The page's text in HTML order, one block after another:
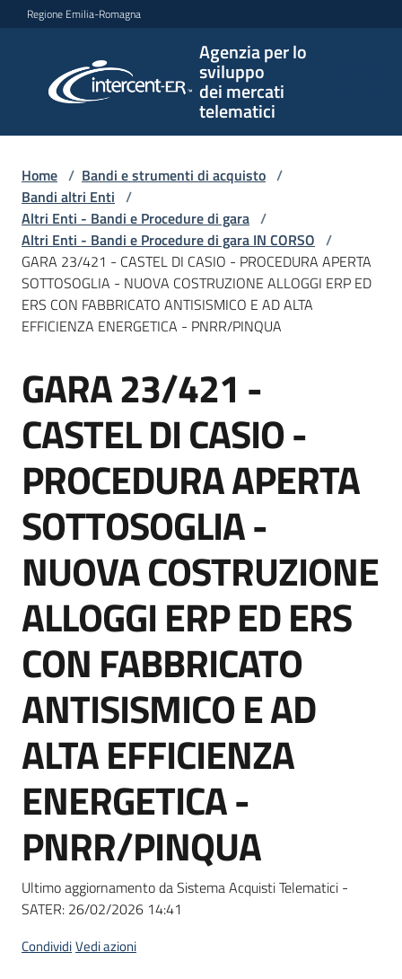
Vai al contenuto
Vai alla navigazione
Vai al footer
Regione Emilia-Romagna
Agenzia per lo
sviluppo
dei mercati
telematici
per lo
sviluppo
telematici
L'Agenzia
Bandi
strumenti
di
Supporto
Piattaforme
telematiche
English
site
Seguici
su
Home / Bandi e strumenti di acquisto /
Bandi altri Enti /
Altri Enti - Bandi e Procedure di gara /
Altri Enti - Bandi e Procedure di gara IN CORSO /
GARA 23/421 - CASTEL DI CASIO - PROCEDURA APERTA
SOTTOSOGLIA - NUOVA COSTRUZIONE ALLOGGI ERP ED
ERS CON FABBRICATO ANTISISMICO E AD ALTA
EFFICIENZA ENERGETICA - PNRR/PINQUA
Salta al contenuto
GARA 23/421 -
CASTEL DI CASIO -
PROCEDURA APERTA
SOTTOSOGLIA -
NUOVA COSTRUZIONE
ALLOGGI ERP ED ERS
CON FABBRICATO
ANTISISMICO E AD
ALTA EFFICIENZA
ENERGETICA -
PNRR/PINQUA
Ultimo aggiornamento da Sistema Acquisti Telematici -
SATER: 26/02/2026 14:41
CondividiVedi azioni